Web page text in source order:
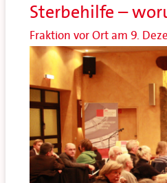
Sterbehilfe –
Fraktion vor Ort am 9.